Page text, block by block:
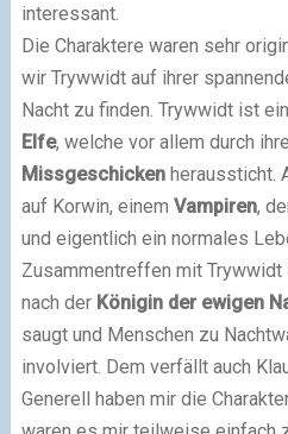
interessant.
Die Charaktere waren sehr
wir Trywwidt auf ihrer
Nacht zu finden. Trywwidt ist
Elfe, welche vor allem durch
Missgeschickenheraussticht.
auf Korwin, einem Vampiren,
und eigentlich ein normales
Zusammentreffen mit Trywwidt
nach der Königin der ewigen
saugt und Menschen zu
involviert. Dem verfällt auch
Generell haben mir die